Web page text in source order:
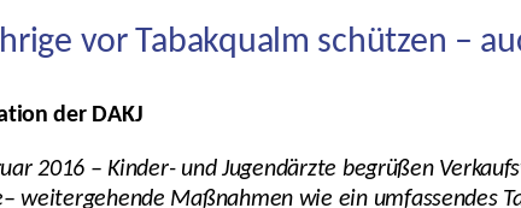
vor Tabakqualm schützen –
der DAKJ
2016 – Kinder- und Jugendärzte begrüßen
weitergehende Maßnahmen wie ein umfassendes